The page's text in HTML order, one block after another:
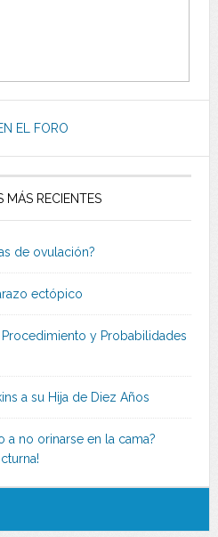
EL FORO
MÁS RECIENTES
de ovulación?
ectópico
Procedimiento y Probabilidades
a su Hija de Diez Años
a no orinarse en la cama?